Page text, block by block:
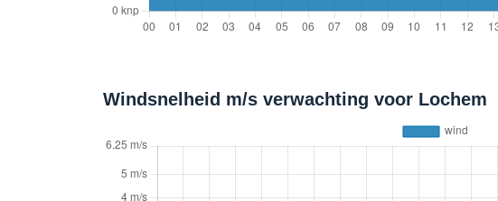
Windsnelheid m/s verwachting voor Lochem